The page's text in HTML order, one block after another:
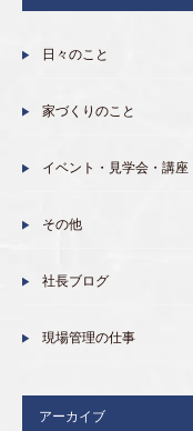
日々のこと
家づくりのこと
イベント・見学会・講座
その他
社長ブログ
現場管理の仕事
アーカイブ